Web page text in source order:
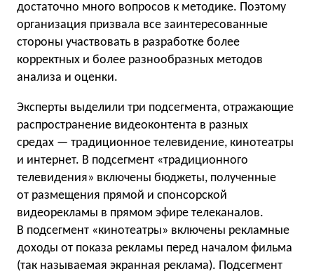
достаточно много вопросов к методике. Поэтому
организация призвала все заинтересованные
стороны участвовать в разработке более
корректных и более разнообразных методов
анализа и оценки.
Эксперты выделили три подсегмента, отражающие
распространение видеоконтента в разных
средах — традиционное телевидение, кинотеатры
и интернет. В подсегмент «традиционного
телевидения» включены бюджеты, полученные
от размещения прямой и спонсорской
видеорекламы в прямом эфире телеканалов.
В подсегмент «кинотеатры» включены рекламные
доходы от показа рекламы перед началом фильма
(так называемая экранная реклама). Подсегмент